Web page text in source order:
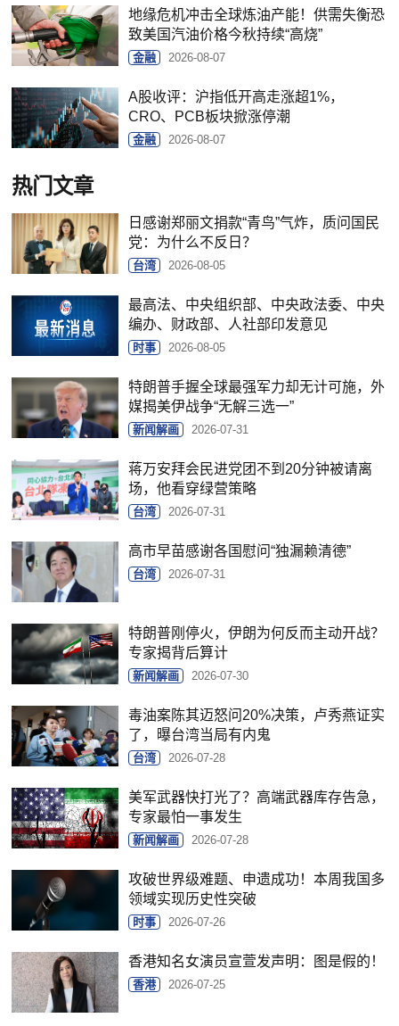
地缘危机冲击全球炼油产能！供需失衡恐
致美国汽油价格今秋持续“高烧”
金融 2026-08-07
A股收评：沪指低开高走涨超1%，
CRO、PCB板块掀涨停潮
金融 2026-08-07
热门文章
日感谢郑丽文捐款“青鸟”气炸，质问国民
党：为什么不反日？
台湾 2026-08-05
最高法、中央组织部、中央政法委、中央
编办、财政部、人社部印发意见
时事 2026-08-05
特朗普手握全球最强军力却无计可施，外
媒揭美伊战争“无解三选一”
新闻解画 2026-07-31
蒋万安拜会民进党团不到20分钟被请离
场，他看穿绿营策略
台湾 2026-07-31
高市早苗感谢各国慰问“独漏赖清德”
台湾 2026-07-31
特朗普刚停火，伊朗为何反而主动开战？
专家揭背后算计
新闻解画 2026-07-30
毒油案陈其迈怒问20%决策，卢秀燕证实
了，曝台湾当局有内鬼
台湾 2026-07-28
美军武器快打光了？高端武器库存告急，
专家最怕一事发生
新闻解画 2026-07-28
攻破世界级难题、申遗成功！本周我国多
领域实现历史性突破
时事 2026-07-26
香港知名女演员宣萱发声明：图是假的！
香港 2026-07-25